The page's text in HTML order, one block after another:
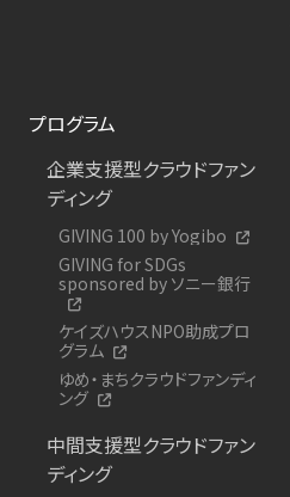
プログラム
企業支援型クラウドファン
ディング
GIVING 100 by Yogibo
GIVING for SDGs
sponsored by ソニー銀行
ケイズハウスNPO助成プロ
グラム
ゆめ・まちクラウドファンディ
ング
中間支援型クラウドファン
ディング